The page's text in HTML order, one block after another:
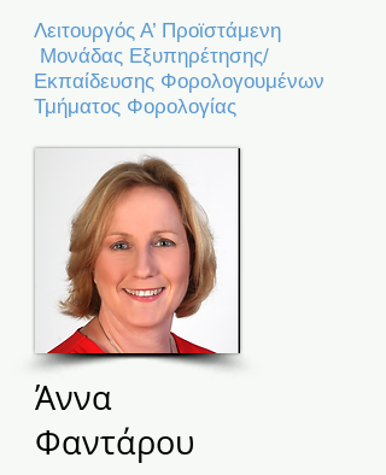
Λειτουργός Α’ Προϊστάμενη
Μονάδας Εξυπηρέτησης/
Εκπαίδευσης Φορολογουμένων
Τμήματος Φορολογίας
Άννα
Φαντάρου